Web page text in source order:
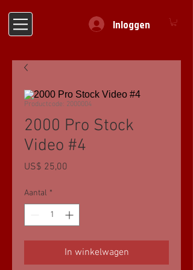
Inloggen
Productcode: 2000004
2000 Pro Stock
Video #4
US$ 25,00
Aantal *
In winkelwagen